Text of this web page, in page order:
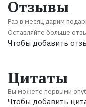
Отзывы
Раз в месяц дарим
Оставляйте больше
Чтобы добавить
Цитаты
Вы можете первыми
Чтобы добавить